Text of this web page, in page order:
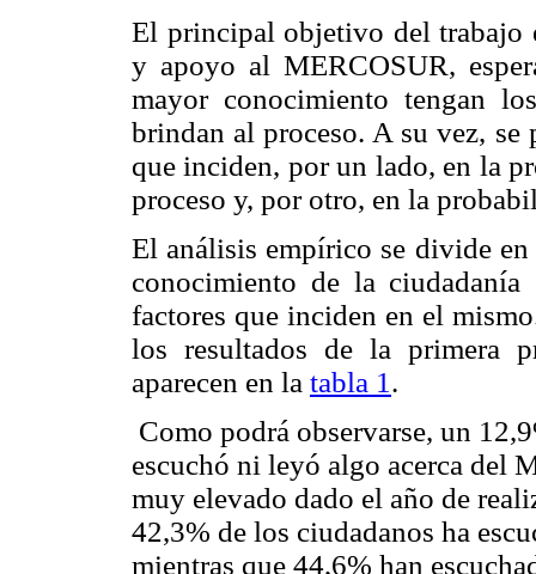
El principal objetivo del trabajo
y apoyo al MERCOSUR,
mayor conocimiento tengan
brindan al proceso. A su vez, se
que inciden, por un lado, en la
proceso y, por otro, en la
El análisis empírico se divide
conocimiento de la
factores que inciden en el
los resultados de la primera
aparecen en la tabla 1 .
Como podrá observarse, un
escuchó ni leyó algo acerca del
muy elevado dado el año de
42,3% de los ciudadanos ha
mientras que 44,6% han